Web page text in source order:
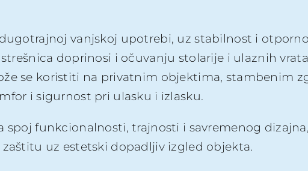
vanjskoj upotrebi, uz stabilnost i
doprinosi i očuvanju stolarije i ulaznih
se koristiti na privatnim objektima, stambenim
i sigurnost pri ulasku i izlasku.
spoj funkcionalnosti, trajnosti i savremenog
uz estetski dopadljiv izgled objekta.